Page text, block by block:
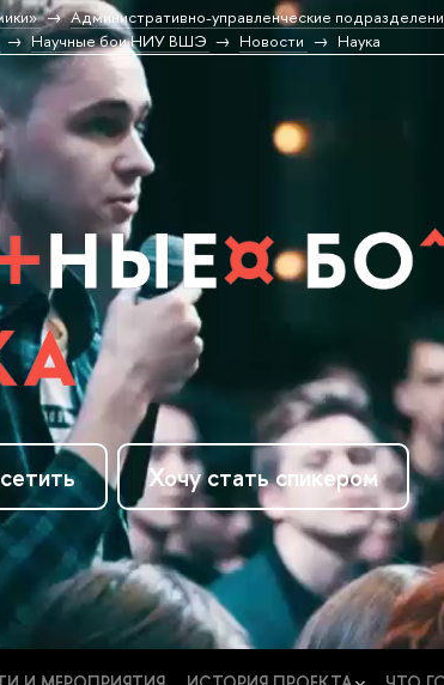
Административно-управленческие
Научные бои НИУ ВШЭ Новости Наука
Хочу стать спикером